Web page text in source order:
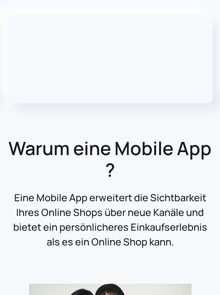
Warum eine Mobile App
?
Eine Mobile App erweitert die Sichtbarkeit
Ihres Online Shops über neue Kanäle und
bietet ein persönlicheres Einkaufserlebnis
als es ein Online Shop kann.